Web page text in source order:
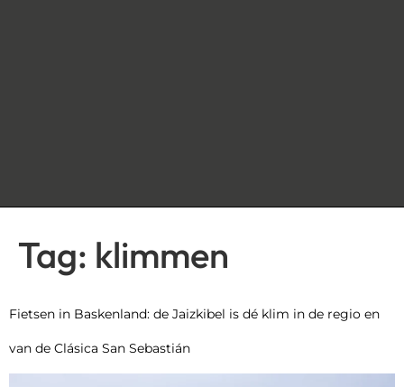
Tag: klimmen
Fietsen in Baskenland: de Jaizkibel is dé klim in de regio en
van de Clásica San Sebastián